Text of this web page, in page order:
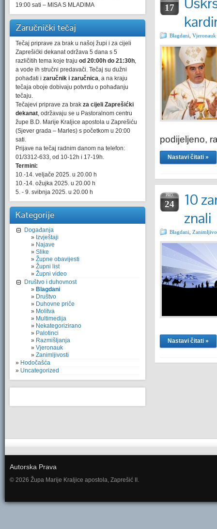
19:00 sati – MISA S MLADIMA
Zaručnički tečaj
Tečaj priprave za brak u našoj župi i za cijeli
Zaprešićki dekanat održava 5 dana s 5
različitih tema koje traju od 20:00h do 21:30h,
a vode ih stručni predavači. Tečaj su dužni
pohađati i zaručnik i zaručnica, a na kraju
tečaja oboje dobivaju potvrdu o pohađanju
tečaju.
Tečajevi priprave za brak za cijeli Zaprešićki
dekanat, održavaju se u Pastoralnom centru
župe B.D. Marije Kraljice apostola u Zaprešiću
(Sjever grada – Marles) s početkom u 20:00
sati.
Prijave na tečaj radnim danom na telefon:
01/3312-633, od 10-12h i 17-19h.
Termini:
10.-14. veljače 2025. u 20.00 h
10.-14. ožujka 2025. u 20.00 h
5. - 9. svibnja 2025. u 20.00 h
Kategorije
Događanja
Izvještaji
Najave
Slike
Župne obavijesti
Župni list
Župni video
Društvo i duhovnost
Blagdani
Društvo
Duhovne priče
Molitva
Multimedija
Nekategorizirano
Palotinci
Razmišljanja
Vjeronauk
Zanimljivosti
Hodočašća
Uncategorized
17
Blagdani Vjeronauk
podijeljeno,
Nastavi čitati »
PRO.
24
10
znali
Blagdani
Nastavi čitati »
Autorska Prava
© 2026 Župa Marije Kraljice apostola, Zaprešić II.